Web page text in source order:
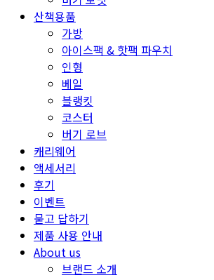
산책용품
가방
아이스팩 & 핫팩 파우치
인형
베일
블랭킷
코스터
버기 로브
캐리웨어
액세서리
후기
이벤트
묻고 답하기
제품 사용 안내
About us
브랜드 소개